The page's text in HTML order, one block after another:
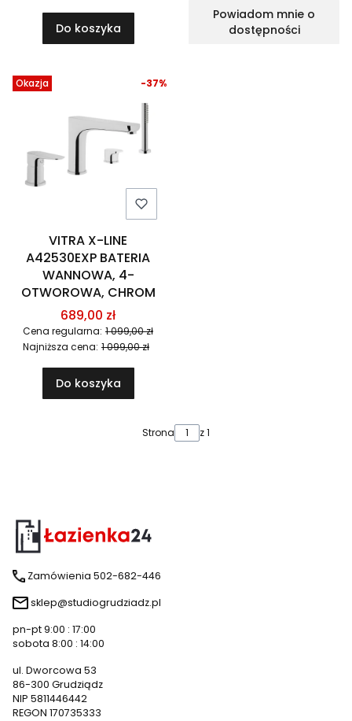
Do koszyka
Powiadom mnie o
dostępności
Okazja
VITRA X-LINE
A42530EXP BATERIA
WANNOWA, 4-
OTWOROWA, CHROM
689,00 zł
Cena regularna: 1 099,00 zł
-37%
Najniższa cena: 1 099,00 zł
Do koszyka
Strona z 1
Zamówienia 502-682-446
sklep@studiogrudziadz.pl
pn-pt 9:00 : 17:00
sobota 8:00 : 14:00
ul. Dworcowa 53
86-300 Grudziądz
NIP 5811446442
REGON 170735333